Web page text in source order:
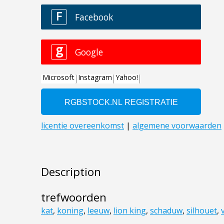
Description
trefwoorden
kat, koning, leeuw, lion king, schaduw, silhouet,